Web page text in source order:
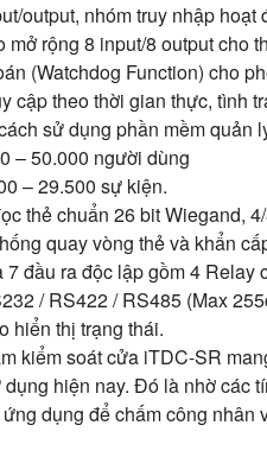
output, nhóm truy nhập hoạt
mở rộng 8 input/8 output cho
(Watchdog Function) cho
cập theo thời gian thực, tình
sử dụng phần mềm quản
– 50.000 người dùng
– 29.500 sự kiện.
thẻ chuẩn 26 bit Wiegand,
quay vòng thẻ và khẩn
đầu ra độc lập gồm 4 Relay
/ RS422 / RS485 (Max
hiển thị trạng thái.
kiểm soát cửa iTDC-SR
hiện nay. Đó là nhờ các
dụng để chấm công nhân